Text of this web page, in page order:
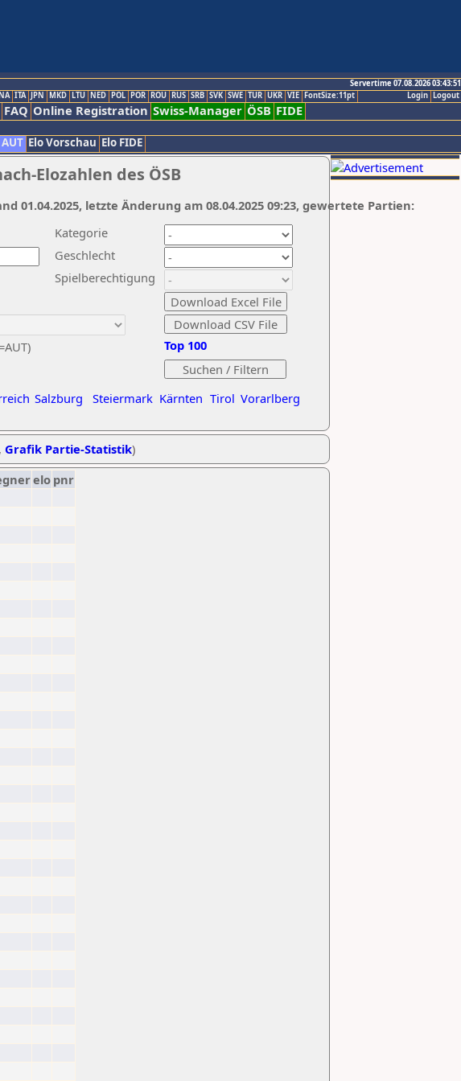
Servertime 07.08.2026 03:43:51
Logout
Login
ITA JPN MKD LTU NED POL POR ROU RUS SRB SVK SWE TUR UKR VIE FontSize:11pt
FAQ Online Registration Swiss-Manager ÖSB FIDE
AUT Elo Vorschau Elo FIDE
Elozahlen des ÖSB
Kategorie
Geschlecht
Spielberechtigung
Salzburg Steiermark Kärnten Tirol Vorarlberg
Top 100
01.04.2025, letzte Änderung am 08.04.2025 09:23, gewertete Partien:
, Grafik Partie-Statistik)
elo pnr